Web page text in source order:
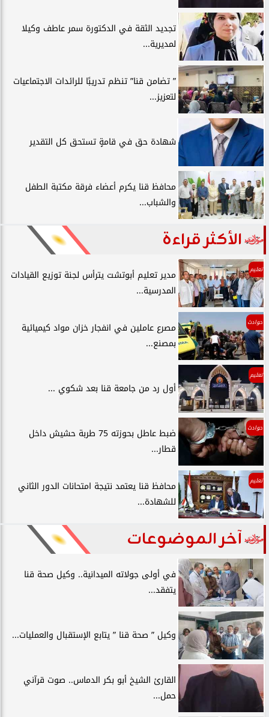
تجديد الثقة في الدكتورة سمر عاطف وكيلا
لمديرية...
” تضامن قنا” تنظم تدريبًا للرائدات الاجتماعيات
لتعزيز...
شهادة حق في قامةٍ تستحق كل التقدير
محافظ قنا يكرم أعضاء فرقة مكتبة الطفل
والشباب...
الأكثر قراءة
تعليم
مدير تعليم أبوتشت يترأس لجنة توزيع القيادات
المدرسية...
حوادث
مصرع عاملين في انفجار خزان مواد كيميائية
بمصنع...
تعليم
أول رد من جامعة قنا بعد شكوي ...
حوادث
ضبط عاطل بحوزته 75 طربة حشيش داخل
قطار...
تعليم
محافظ قنا يعتمد نتيجة امتحانات الدور الثاني
للشهادة...
آخر الموضوعات
في أولى جولاته الميدانية.. وكيل صحة قنا
يتفقد...
وكيل ” صحة قنا ” يتابع الإستقبال والعمليات...
القارئ الشيخ أبو بكر الدماس.. صوت قرآني
حمل...